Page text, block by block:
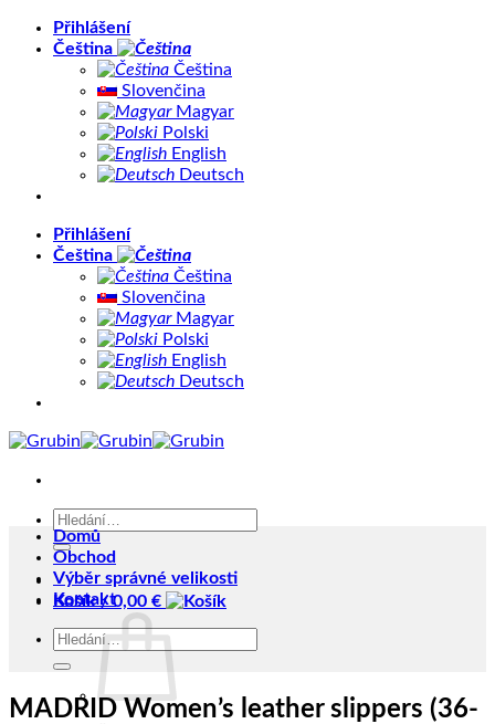
PřeskočitPřihlášení
Čeština
Čeština
Slovenčina
Magyar
Polski
English
Deutsch
Přihlášení
Čeština
Čeština
Slovenčina
Magyar
Polski
English
Deutsch
Hledat:
Košík /0,00 €
Domů
Obchod
Výběr správné velikosti
Kontakt
Hledat:
MADRID Women’s leather slippers (36-